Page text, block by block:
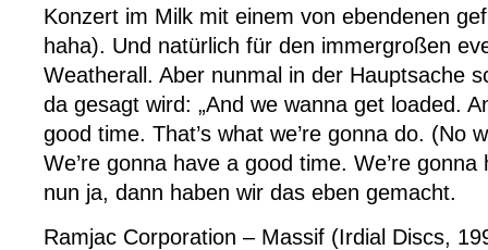
Konzert im Milk mit einem von ebendenen
haha). Und natürlich für den immergroßen
Weatherall. Aber nunmal in der Hauptsache
da gesagt wird: „And we wanna get loaded.
good time. That’s what we’re gonna do. (No
We’re gonna have a good time. We’re gonna
nun ja, dann haben wir das eben gemacht.
Ramjac Corporation – Massif (Irdial Discs,